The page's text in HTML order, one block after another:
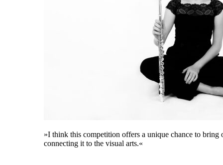
»I think this competition offers a unique chance to bring
connecting it to the visual arts.«